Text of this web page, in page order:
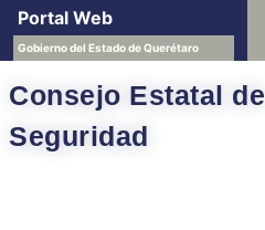
Portal Web
Gobierno del Estado de Querétaro
Consejo Estatal de
Seguridad